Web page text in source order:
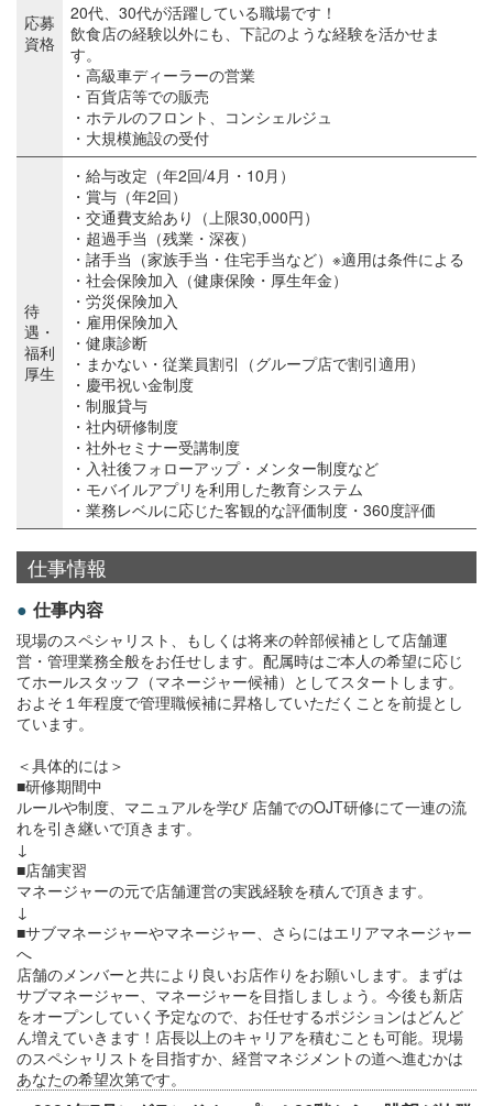
応募
資格
20代、30代が活躍している職場です！
飲食店の経験以外にも、下記のような経験を活かせま
す。
・高級車ディーラーの営業
・百貨店等での販売
・ホテルのフロント、コンシェルジュ
・大規模施設の受付
待
遇・
福利
厚生
・給与改定（年2回/4月・10月）
・賞与（年2回）
・交通費支給あり（上限30,000円）
・超過手当（残業・深夜）
・諸手当（家族手当・住宅手当など）※適用は条件による
・社会保険加入（健康保険・厚生年金）
・労災保険加入
・雇用保険加入
・健康診断
・まかない・従業員割引（グループ店で割引適用）
・慶弔祝い金制度
・制服貸与
・社内研修制度
・社外セミナー受講制度
・入社後フォローアップ・メンター制度など
・モバイルアプリを利用した教育システム
・業務レベルに応じた客観的な評価制度・360度評価
仕事情報
仕事内容
現場のスペシャリスト、もしくは将来の幹部候補として店舗運
営・管理業務全般をお任せします。配属時はご本人の希望に応じ
てホールスタッフ（マネージャー候補）としてスタートします。
およそ１年程度で管理職候補に昇格していただくことを前提とし
ています。
＜具体的には＞
■研修期間中
ルールや制度、マニュアルを学び 店舗でのOJT研修にて一連の流
れを引き継いで頂きます。
↓
■店舗実習
マネージャーの元で店舗運営の実践経験を積んで頂きます。
↓
■サブマネージャーやマネージャー、さらにはエリアマネージャー
へ
店舗のメンバーと共により良いお店作りをお願いします。まずは
サブマネージャー、マネージャーを目指しましょう。今後も新店
をオープンしていく予定なので、お任せするポジションはどんど
ん増えていきます！店長以上のキャリアを積むことも可能。現場
のスペシャリストを目指すか、経営マネジメントの道へ進むかは
あなたの希望次第です。